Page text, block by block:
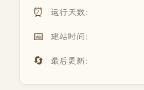
⏰ 运行天数：
📅 建站时间：
🔄 最后更新：